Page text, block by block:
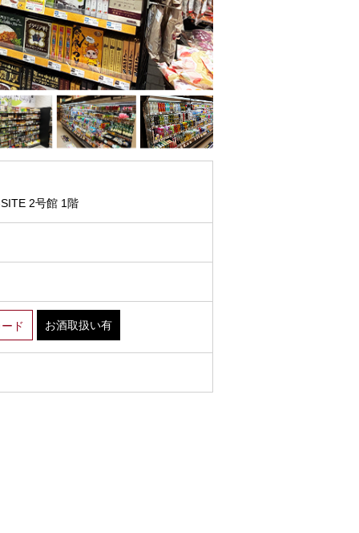
2号館 1階
ド お酒取扱い有